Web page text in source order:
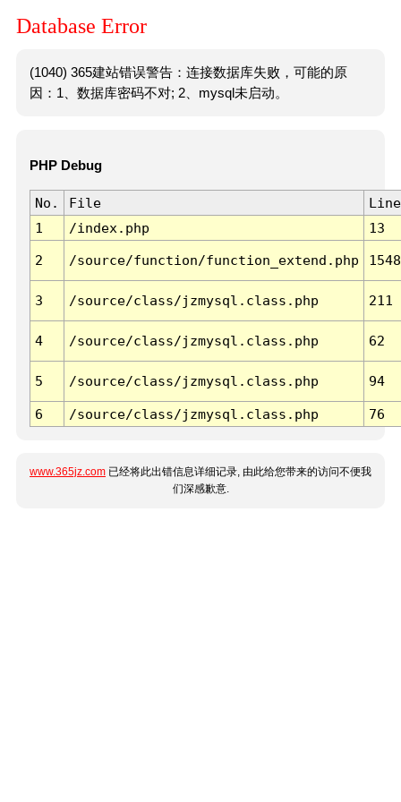
Database Error
(1040) 365建站错误警告：连接数据库失败，可能的原
因：1、数据库密码不对; 2、mysql未启动。
PHP Debug
No. File
Line
1
/index.php 13
2 /source/function/function_extend.php 1548
3 /source/class/jzmysql.class.php 211
4 /source/class/jzmysql.class.php 62
5 /source/class/jzmysql.class.php 94
6 /source/class/jzmysql.class.php 76
www.365jz.com 已经将此出错信息详细记录, 由此给您带来的访问不便我
们深感歉意.